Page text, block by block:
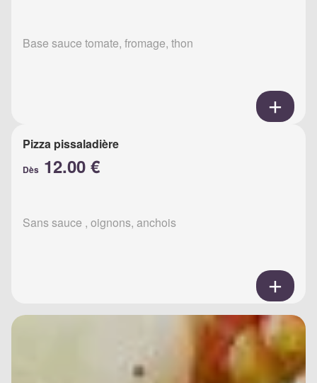
Base sauce tomate, fromage, thon
Pizza pissaladière
Dès 12.00 €
Sans sauce , oignons, anchois